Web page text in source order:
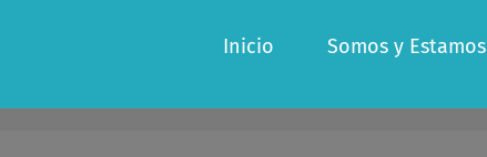
Inicio Somos y Estamos